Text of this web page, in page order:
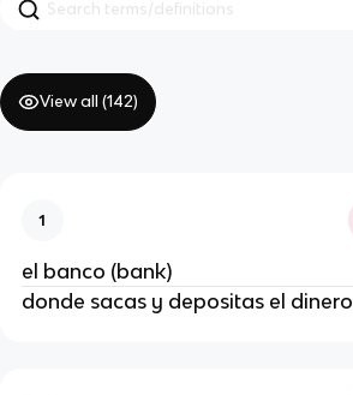
View all (142)
1
el banco (bank)
donde sacas y depositas el dinero